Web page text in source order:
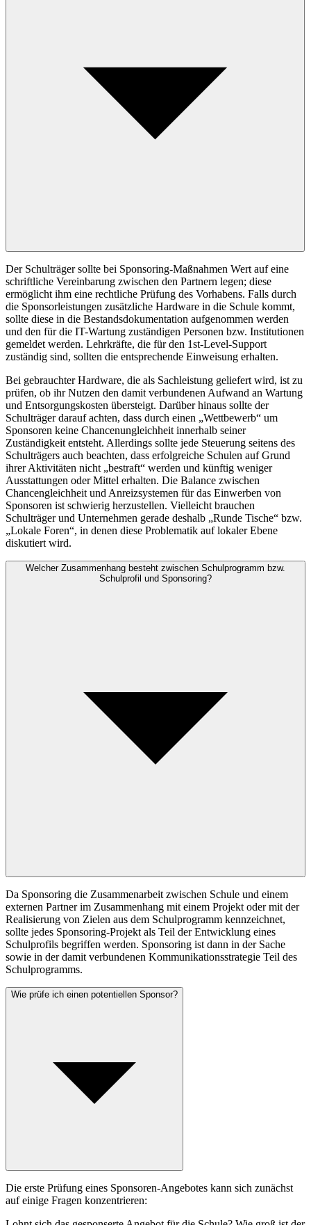
Der Schulträger sollte bei Sponsoring-Maßnahmen Wert auf eine
schriftliche Vereinbarung zwischen den Partnern legen; diese
ermöglicht ihm eine rechtliche Prüfung des Vorhabens. Falls durch
die Sponsorleistungen zusätzliche Hardware in die Schule kommt,
sollte diese in die Bestandsdokumentation aufgenommen werden
und den für die IT-Wartung zuständigen Personen bzw. Institutionen
gemeldet werden. Lehrkräfte, die für den 1st-Level-Support
zuständig sind, sollten die entsprechende Einweisung erhalten.
Bei gebrauchter Hardware, die als Sachleistung geliefert wird, ist zu
prüfen, ob ihr Nutzen den damit verbundenen Aufwand an Wartung
und Entsorgungskosten übersteigt. Darüber hinaus sollte der
Schulträger darauf achten, dass durch einen „Wettbewerb“ um
Sponsoren keine Chancenungleichheit innerhalb seiner
Zuständigkeit entsteht. Allerdings sollte jede Steuerung seitens des
Schulträgers auch beachten, dass erfolgreiche Schulen auf Grund
ihrer Aktivitäten nicht „bestraft“ werden und künftig weniger
Ausstattungen oder Mittel erhalten. Die Balance zwischen
Chancengleichheit und Anreizsystemen für das Einwerben von
Sponsoren ist schwierig herzustellen. Vielleicht brauchen
Schulträger und Unternehmen gerade deshalb „Runde Tische“ bzw.
„Lokale Foren“, in denen diese Problematik auf lokaler Ebene
diskutiert wird.
Welcher Zusammenhang besteht zwischen Schulprogramm bzw.
Schulprofil und Sponsoring?
Da Sponsoring die Zusammenarbeit zwischen Schule und einem
externen Partner im Zusammenhang mit einem Projekt oder mit der
Realisierung von Zielen aus dem Schulprogramm kennzeichnet,
sollte jedes Sponsoring-Projekt als Teil der Entwicklung eines
Schulprofils begriffen werden. Sponsoring ist dann in der Sache
sowie in der damit verbundenen Kommunikationsstrategie Teil des
Schulprogramms.
Wie prüfe ich einen potentiellen Sponsor?
Die erste Prüfung eines Sponsoren-Angebotes kann sich zunächst
auf einige Fragen konzentrieren: